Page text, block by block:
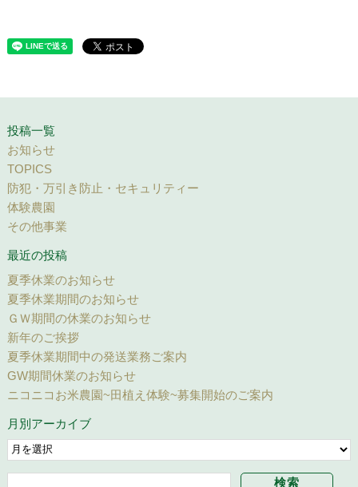
投稿一覧
お知らせ
TOPICS
防犯・万引き防止・セキュリティー
体験農園
その他事業
最近の投稿
夏季休業のお知らせ
夏季休業期間のお知らせ
ＧＷ期間の休業のお知らせ
新年のご挨拶
夏季休業期間中の発送業務ご案内
GW期間休業のお知らせ
ニコニコお米農園~田植え体験~募集開始のご案内
月別アーカイブ